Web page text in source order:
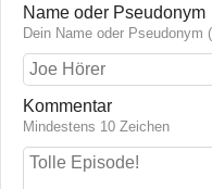
Name oder Pseudonym
Dein Name oder Pseudonym
Kommentar
Mindestens 10 Zeichen